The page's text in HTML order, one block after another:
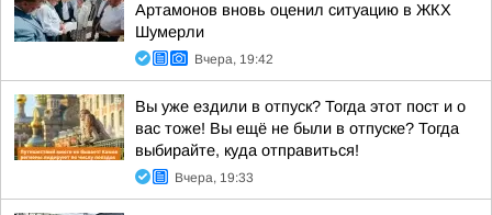
Артамонов вновь оценил ситуацию в ЖКХ
Шумерли
Вчера, 19:42
Вы уже ездили в отпуск? Тогда этот пост и о
вас тоже! Вы ещё не были в отпуске? Тогда
выбирайте, куда отправиться!
Вчера, 19:33